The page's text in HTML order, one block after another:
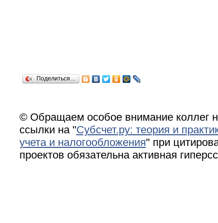
Поделиться…
© Обращаем особое внимание коллег
ссылки на "Субсчет.ру: теория и
учета и налогообложения" при
проектов обязательна активная